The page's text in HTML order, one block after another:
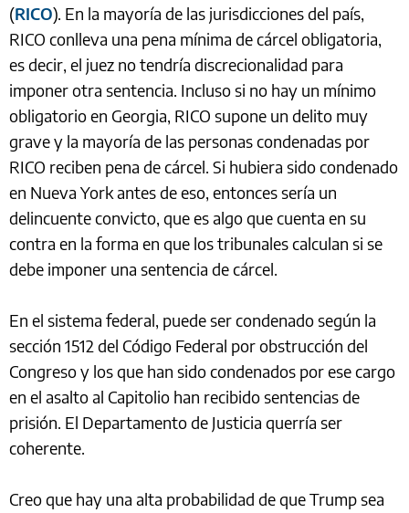
(RICO). En la mayoría de las jurisdicciones del país,
RICO conlleva una pena mínima de cárcel obligatoria,
es decir, el juez no tendría discrecionalidad para
imponer otra sentencia. Incluso si no hay un mínimo
obligatorio en Georgia, RICO supone un delito muy
grave y la mayoría de las personas condenadas por
RICO reciben pena de cárcel. Si hubiera sido condenado
en Nueva York antes de eso, entonces sería un
delincuente convicto, que es algo que cuenta en su
contra en la forma en que los tribunales calculan si se
debe imponer una sentencia de cárcel.
En el sistema federal, puede ser condenado según la
sección 1512 del Código Federal por obstrucción del
Congreso y los que han sido condenados por ese cargo
en el asalto al Capitolio han recibido sentencias de
prisión. El Departamento de Justicia querría ser
coherente.
Creo que hay una alta probabilidad de que Trump sea